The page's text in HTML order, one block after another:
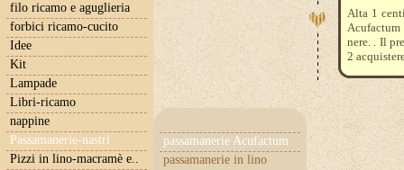
filo ricamo e aguglieria
forbici ricamo-cucito
Idee
Kit
Lampade
Libri-ricamo
nappine
Passamanerie-nastri
passamanerie Acufactum
passamanerie in lino
Pizzi in lino-macramè e..
Alta 1
nere. . Il
2